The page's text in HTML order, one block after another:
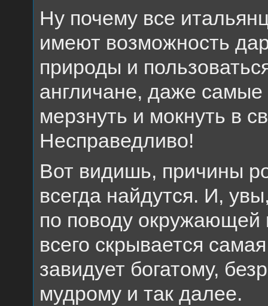
Ну почему все
имеют возможность
природы и
англичане, даже
мерзнуть и мокнуть в
Несправедливо!
Вот видишь, причины
всегда найдутся. И,
по поводу окружающей
всего скрывается
завидует богатому,
мудрому и так далее.